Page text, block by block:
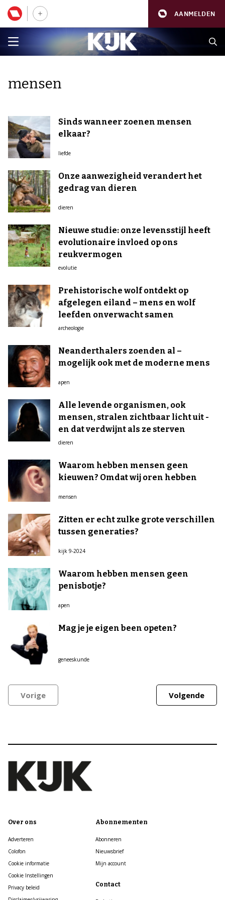
AANMELDEN
mensen
Sinds wanneer zoenen mensen
elkaar?
liefde
Onze aanwezigheid verandert het
gedrag van dieren
dieren
Nieuwe studie: onze levensstijl heeft
evolutionaire invloed op ons
reukvermogen
evolutie
Prehistorische wolf ontdekt op
afgelegen eiland – mens en wolf
leefden onverwacht samen
archeologie
Neanderthalers zoenden al –
mogelijk ook met de moderne mens
apen
Alle levende organismen, ook
mensen, stralen zichtbaar licht uit -
en dat verdwijnt als ze sterven
dieren
Waarom hebben mensen geen
kieuwen? Omdat wij oren hebben
mensen
Zitten er echt zulke grote verschillen
tussen generaties?
kijk 9-2024
Waarom hebben mensen geen
penisbotje?
apen
Mag je je eigen been opeten?
geneeskunde
Vorige Volgende
Over ons
Adverteren
Colofon
Cookie informatie
Cookie Instellingen
Privacy beleid
Abonnementen
Abonneren
Nieuwsbrief
Mijn account
Contact